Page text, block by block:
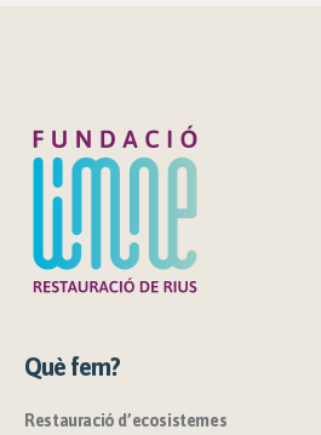
Què fem?
Restauració d’ecosistemes